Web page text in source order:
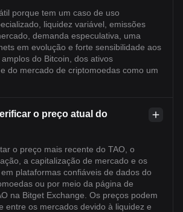
porque tem um caso de uso
liquidez variável, emissões
demanda especulativa, uma
em evolução e forte sensibilidade aos
do Bitcoin, dos ativos
do mercado de criptomoedas como um
o preço atual do
o preço mais recente do TAO, o
a capitalização de mercado e os
plataformas confiáveis de dados do
ou por meio da página de
na Bitget Exchange. Os preços podem
entre os mercados devido à liquidez e